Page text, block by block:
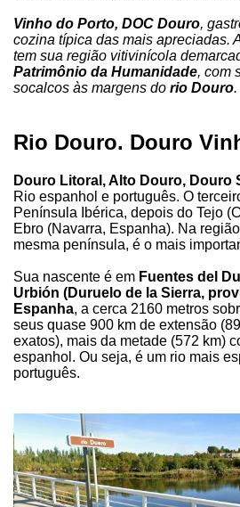
Vinho do Porto, DOC Douro,
cozina típica das mais apreciadas.
tem sua região vitivinícola
Patrimônio da Humanidade, com
socalcos às margens do rio Douro.
Rio Douro. Douro
Douro Litoral, Alto Douro, Douro
Rio espanhol e português. O
Península Ibérica, depois do Tejo
Ebro (Navarra, Espanha). Na
mesma península, é o mais
Sua nascente é em Fuentes del
Urbión (Duruelo de la Sierra,
Espanha, a cerca 2160 metros
seus quase 900 km de extensão
exatos), mais da metade (572 km)
espanhol. Ou seja, é um rio mais
português.